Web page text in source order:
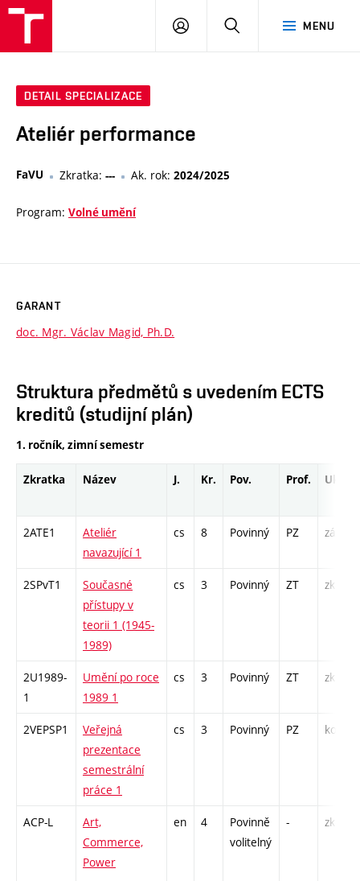
MENU
PŘIHLÁSIT
DETAIL SPECIALIZACE
Ateliér performance
FaVU Zkratka: --- Ak. rok: 2024/2025
Program: Volné umění
GARANT
doc. Mgr. Václav Magid, Ph.D.
Struktura předmětů s uvedením ECTS
kreditů (studijní plán)
1. ročník, zimní semestr
Zkratka Název J. Kr. Pov. Prof. Uk.
2ATE1
Ateliér
navazující 1
cs 8 Povinný PZ zá
2SPvT1
Současné
přístupy v
teorii 1 (1945-
1989)
cs 3 Povinný ZT zk
2U1989-
1
Umění po roce
1989 1
cs 3 Povinný ZT zk
2VEPSP1
Veřejná
prezentace
semestrální
práce 1
cs 3 Povinný PZ kol
ACP-L
Art,
Commerce,
Power
en 4
Povinně
volitelný
- zk